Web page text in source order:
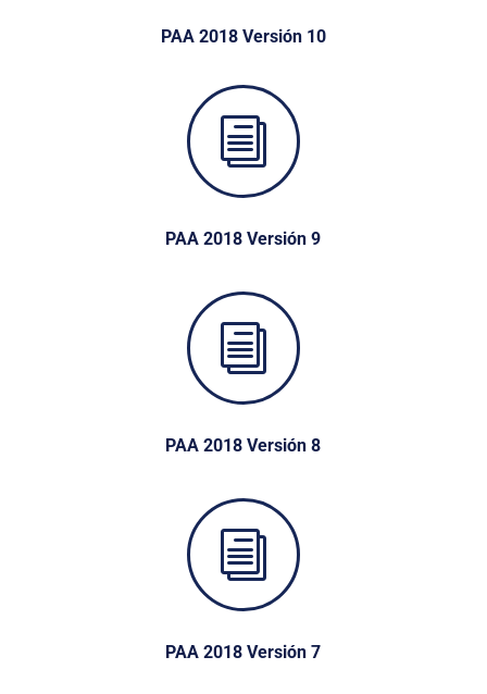
PAA 2018 Versión 10
i
PAA 2018 Versión 9
i
PAA 2018 Versión 8
i
PAA 2018 Versión 7